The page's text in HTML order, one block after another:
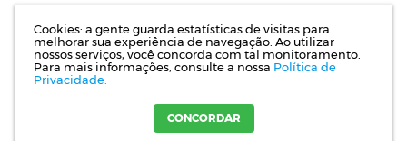
Cookies: a gente guarda estatísticas de visitas para
melhorar sua experiência de navegação. Ao utilizar
nossos serviços, você concorda com tal monitoramento.
Para mais informações, consulte a nossa Política de
Privacidade.
CONCORDAR
Razão Social: Indupropil Indústria e Comércio Ltda | CNPJ: 00.774.194/0001-82 |
Rodovia RS 155, Km 1 esq. Rua Laureano de Medeiros, 782- Ijuí | RS